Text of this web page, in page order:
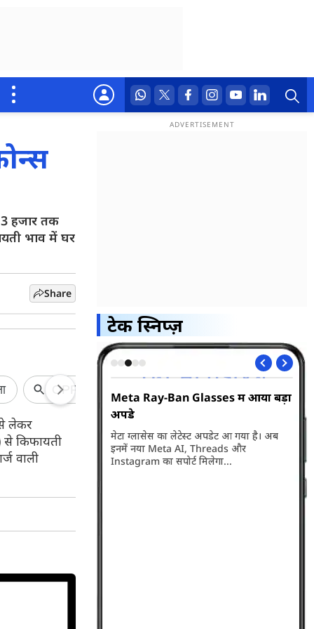
हजार तक
भाव में घर
Share
लेकर
से किफायती
वाली
टेक स्निप्ज़
बाद आपका नाम
के बाद चुनाव आयोग ने
तैयार कर लिया है।
नाम को काटा गया है।
Meta Ray-Ban Glasses में आया बड़ा
अपडे
मेटा ग्लासेस का लेटेस्ट अपडेट आ गया है। अब
इनमें नया Meta AI, Threads और
Instagram का सपोर्ट मिलेगा...